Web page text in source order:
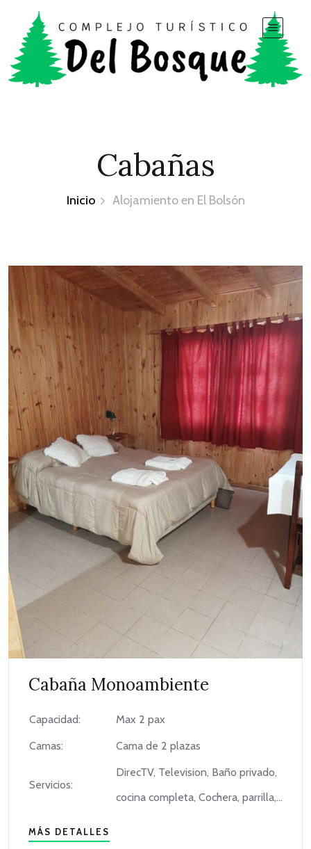
Cabañas
Inicio Alojamiento en El Bolsón
Cabaña Monoambiente
Capacidad:
Max 2 pax
Camas:
Cama de 2 plazas
Servicios:
DirecTV, Television, Baño privado,
cocina completa, Cochera, parrilla,...
MÁS DETALLES